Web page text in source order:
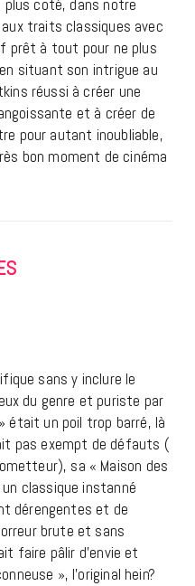
plus coté, dans notre
traits classiques avec
prêt à tout pour ne plus
situant son intrigue au
réussi à créer une
et à créer de
pour autant inoubliable,
bon moment de cinéma
sans y inclure le
du genre et puriste par
était un poil trop barré, là
pas exempt de défauts (
sa « Maison des
classique instanné
dérengentes et de
brute et sans
faire pâlir d’envie et
», l’original hein?